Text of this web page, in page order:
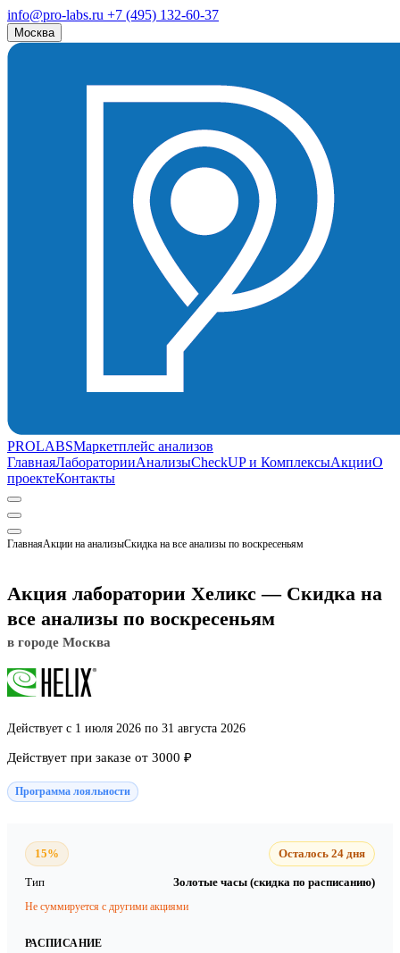
info@pro-labs.ru +7 (495) 132-60-37
Москва
PROLABSМаркетплейс анализов
ГлавнаяЛабораторииАнализыCheckUP и КомплексыАкцииО
проектеКонтакты
ГлавнаяАкции на анализыСкидка на все анализы по воскресеньям
Акция лаборатории Хеликс — Скидка на
все анализы по воскресеньям
в городе Москва
Действует с 1 июля 2026 по 31 августа 2026
Действует при заказе от 3000 ₽
Программа лояльности
15% Осталось 24 дня
Тип Золотые часы (скидка по расписанию)
Не суммируется с другими акциями
РАСПИСАНИЕ